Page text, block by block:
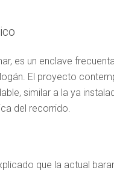
es un enclave
El proyecto
similar a la ya
del recorrido.
que la actual